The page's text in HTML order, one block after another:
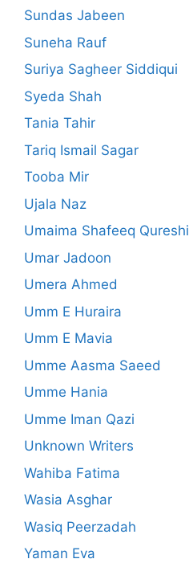
Sundas Jabeen
Suneha Rauf
Suriya Sagheer Siddiqui
Syeda Shah
Tania Tahir
Tariq Ismail Sagar
Tooba Mir
Ujala Naz
Umaima Shafeeq Qureshi
Umar Jadoon
Umera Ahmed
Umm E Huraira
Umm E Mavia
Umme Aasma Saeed
Umme Hania
Umme Iman Qazi
Unknown Writers
Wahiba Fatima
Wasia Asghar
Wasiq Peerzadah
Yaman Eva